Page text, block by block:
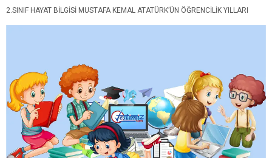
2.SINIF HAYAT BILGISI MUSTAFA KEMAL ATATÜRK’ÜN ÖĞRENCILIK YILLARI